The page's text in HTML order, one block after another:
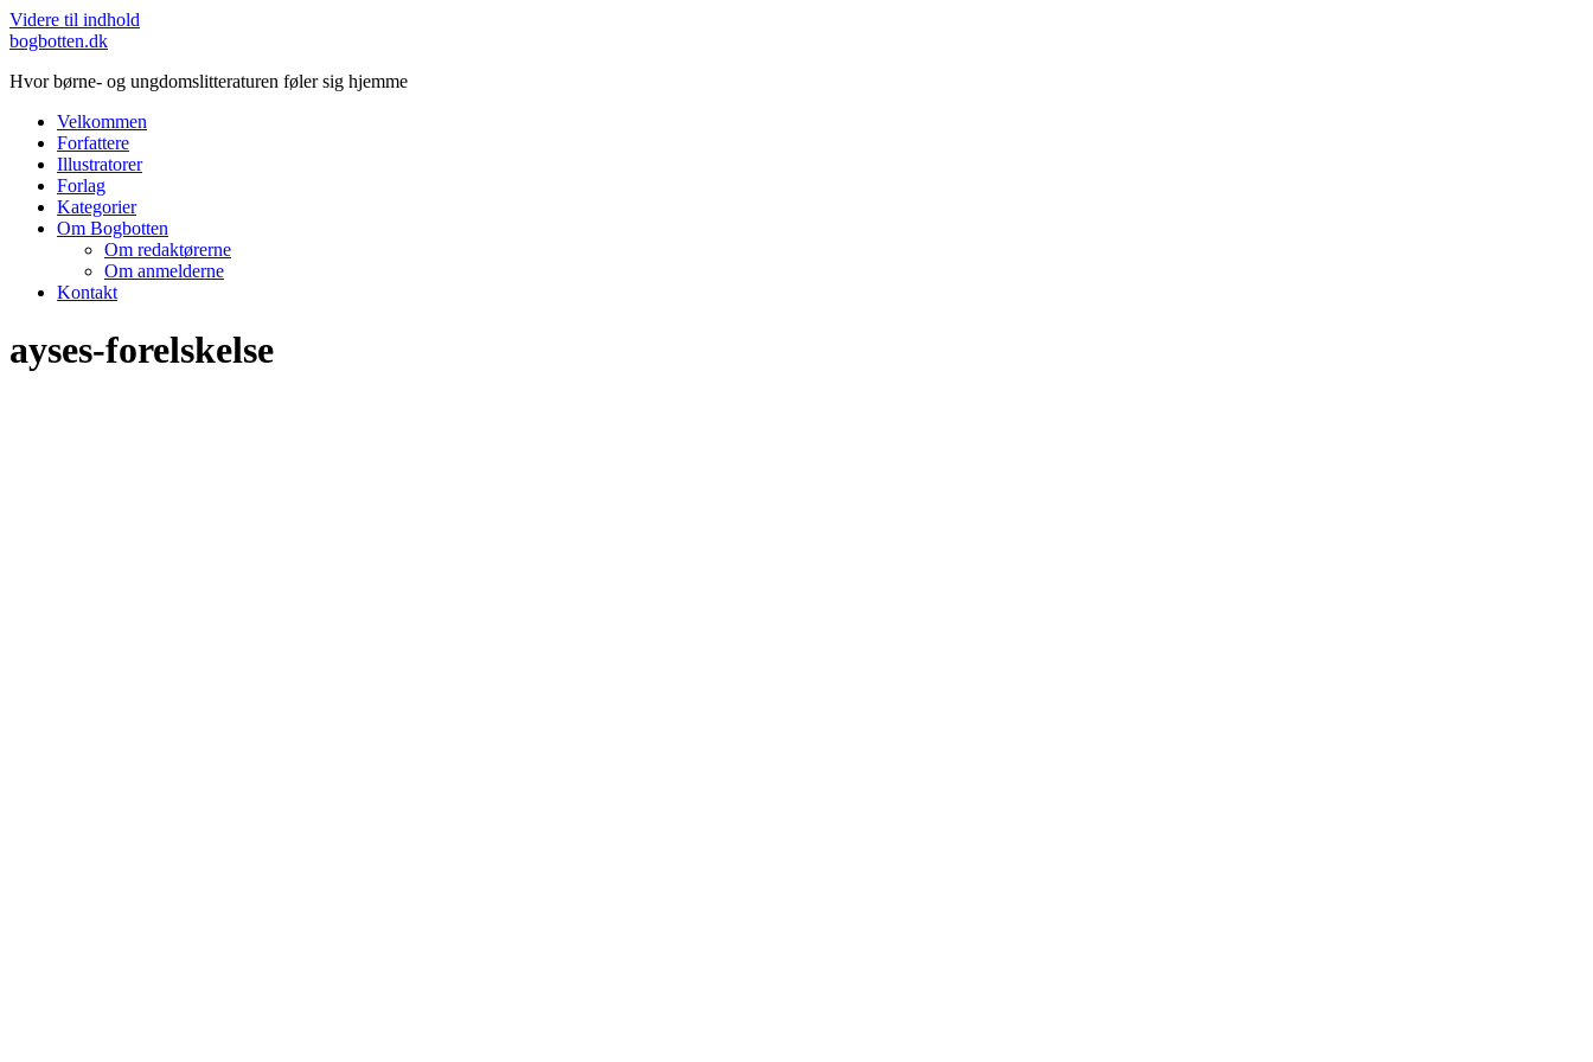
Videre til indhold
bogbotten.dk
Hvor børne- og ungdomslitteraturen føler sig hjemme
Velkommen
Forfattere
Illustratorer
Forlag
Kategorier
Om Bogbotten
Om redaktørerne
Om anmelderne
Kontakt
ayses-forelskelse